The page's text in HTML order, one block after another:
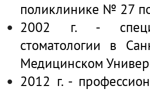
поликлинике № 27
2002 г. -
стоматологии в
Медицинском
2012 г. -